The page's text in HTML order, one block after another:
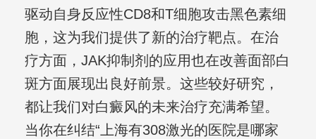
驱动自身反应性CD8和T细胞攻击黑色素细
胞，这为我们提供了新的治疗靶点。在治
疗方面，JAK抑制剂的应用也在改善面部白
斑方面展现出良好前景。这些较好研究，
都让我们对白癜风的未来治疗充满希望。
当你在纠结“上海有308激光的医院是哪家